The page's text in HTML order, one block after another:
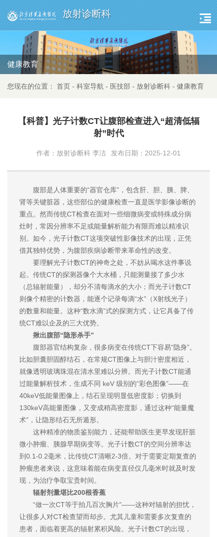
放射诊断科
健康教育
您现在的位置： 首页 - 科室导航 - 医技部 - 放射诊断科 - 健康教育
【科普】光子计数CT让腹部检查进入“超清低辐
射”时代
作者：放射诊断科 李洁 发布日期：2025-12-01
腹部是人体重要的“器官仓库”，包含肝、胆、胰、脾、
肾等关键脏器，这些部位的健康检查一直是医学影像诊断的
重点。然而传统CT检查在面对一些细微病变或特殊成分病
灶时，常因分辨率不足或能量解析能力有限而难以精准识
别。如今，光子计数CT这项突破性影像技术的出现，正凭
借其独特优势，为腹部疾病诊断带来革命性的改变。
要理解光子计数CT的神奇之处，不妨从喝水这件事说
起。传统CT的探测器像个大水桶，只能测量接了多少水
（总辐射能量），却分不清每滴水的大小；而光子计数CT
则像个精密的计数器，能逐个记录每滴“水”（X射线光子）
的数量和能量。这种“数水滴”式的探测方式，让它具备了传
统CT难以企及的三大优势。
揪出腹部“隐形杀手”
腹部器官结构复杂，很多病变在传统CT下容易“隐身”。
比如胆囊胆固醇结石，在常规CT图像上与胆汁密度相近，
就像透明玻璃珠混在清水里难以分辨。而光子计数CT能通
过能量解析技术，生成不同 keV 级别的“彩色图像”——在
40keV低能量图像上，结石呈现明显低密度影；切换到
130keV高能量图像，又变成稍高密度影，通过这种“能量魔
术”，让隐形结石无所遁形。
这种精准的物质鉴别能力，还能帮助医生更早发现肝脏
微小肿瘤、胰腺早期病变等。光子计数CT的空间分辨率达
到0.1-0.2毫米，比传统CT清晰2-3倍。对于需要定期复查的
肿瘤患者来说，这意味着能在病变直径仅几毫米时就及时发
现，为治疗争取宝贵时间。
辐射剂量堪比200根香蕉
“做一次CT等于拍几百次胸片”——这种对辐射的担忧，
让很多人对CT检查望而却步。尤其儿童和需要多次复查的
患者，面临着更高的辐射累积风险。光子计数CT的出现，